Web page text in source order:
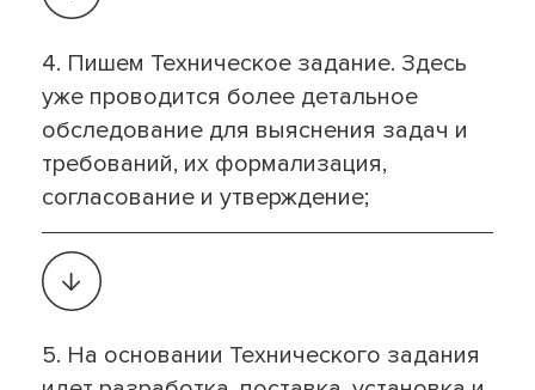
4. Пишем Техническое задание. Здесь
уже проводится более детальное
обследование для выяснения задач и
требований, их формализация,
согласование и утверждение;
5. На основании Технического задания